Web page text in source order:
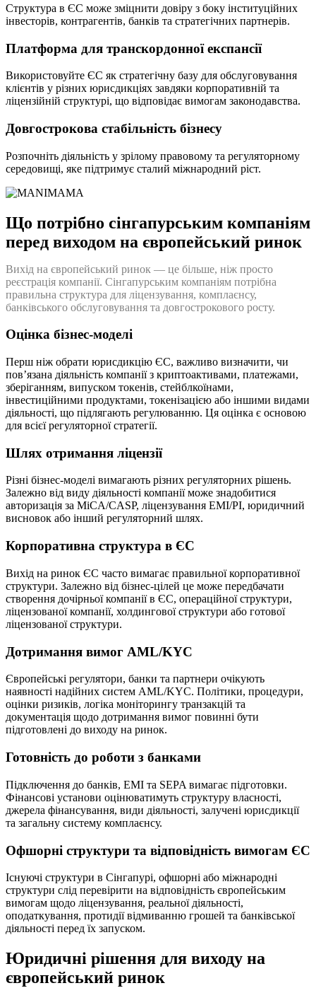
Структура в ЄС може зміцнити довіру з боку інституційних
інвесторів, контрагентів, банків та стратегічних партнерів.
Платформа для транскордонної експансії
Використовуйте ЄС як стратегічну базу для обслуговування
клієнтів у різних юрисдикціях завдяки корпоративній та
ліцензійній структурі, що відповідає вимогам законодавства.
Довгострокова стабільність бізнесу
Розпочніть діяльність у зрілому правовому та регуляторному
середовищі, яке підтримує сталий міжнародний ріст.
Що потрібно сінгапурським компаніям
перед виходом на європейський ринок
Вихід на європейський ринок — це більше, ніж просто
реєстрація компанії. Сінгапурським компаніям потрібна
правильна структура для ліцензування, комплаєнсу,
банківського обслуговування та довгострокового росту.
Оцінка бізнес-моделі
Перш ніж обрати юрисдикцію ЄС, важливо визначити, чи
пов’язана діяльність компанії з криптоактивами, платежами,
зберіганням, випуском токенів, стейблкоїнами,
інвестиційними продуктами, токенізацією або іншими видами
діяльності, що підлягають регулюванню. Ця оцінка є основою
для всієї регуляторної стратегії.
Шлях отримання ліцензії
Різні бізнес-моделі вимагають різних регуляторних рішень.
Залежно від виду діяльності компанії може знадобитися
авторизація за MiCA/CASP, ліцензування EMI/PI, юридичний
висновок або інший регуляторний шлях.
Корпоративна структура в ЄС
Вихід на ринок ЄС часто вимагає правильної корпоративної
структури. Залежно від бізнес-цілей це може передбачати
створення дочірньої компанії в ЄС, операційної структури,
ліцензованої компанії, холдингової структури або готової
ліцензованої структури.
Дотримання вимог AML/KYC
Європейські регулятори, банки та партнери очікують
наявності надійних систем AML/KYC. Політики, процедури,
оцінки ризиків, логіка моніторингу транзакцій та
документація щодо дотримання вимог повинні бути
підготовлені до виходу на ринок.
Готовність до роботи з банками
Підключення до банків, EMI та SEPA вимагає підготовки.
Фінансові установи оцінюватимуть структуру власності,
джерела фінансування, види діяльності, залучені юрисдикції
та загальну систему комплаєнсу.
Офшорні структури та відповідність вимогам ЄС
Існуючі структури в Сінгапурі, офшорні або міжнародні
структури слід перевірити на відповідність європейським
вимогам щодо ліцензування, реальної діяльності,
оподаткування, протидії відмиванню грошей та банківської
діяльності перед їх запуском.
Юридичні рішення для виходу на
європейський ринок